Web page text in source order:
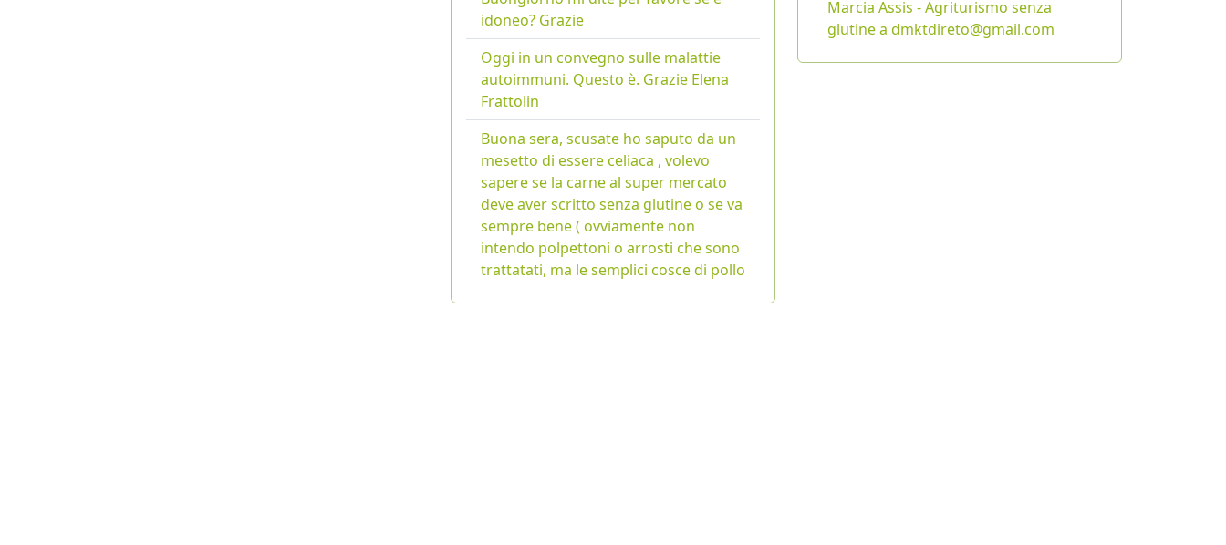
idoneo? Grazie
Oggi in un convegno sulle malattie
autoimmuni. Questo è. Grazie Elena
Frattolin
Buona sera, scusate ho saputo da un
mesetto di essere celiaca , volevo
sapere se la carne al super mercato
deve aver scritto senza glutine o se va
sempre bene ( ovviamente non
intendo polpettoni o arrosti che sono
trattatati, ma le semplici cosce di pollo
Marcia Assis - Agriturismo senza
glutine a dmktdireto@gmail.com